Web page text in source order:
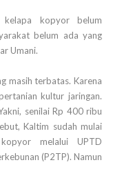
kelapa kopyor belum
belum ada yang
Umani.
masih terbatas. Karena
kultur jaringan.
senilai Rp 400 ribu
Kaltim sudah mulai
melalui UPTD
(P2TP). Namun